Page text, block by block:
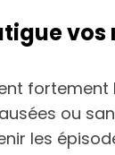
vos
ou
les